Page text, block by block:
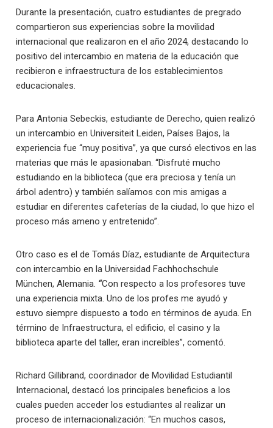
Durante la presentación, cuatro estudiantes de pregrado
compartieron sus experiencias sobre la movilidad
internacional que realizaron en el año 2024, destacando lo
positivo del intercambio en materia de la educación que
recibieron e infraestructura de los establecimientos
educacionales.
Para Antonia Sebeckis, estudiante de Derecho, quien realizó
un intercambio en Universiteit Leiden, Países Bajos, la
experiencia fue “muy positiva”, ya que cursó electivos en las
materias que más le apasionaban. “Disfruté mucho
estudiando en la biblioteca (que era preciosa y tenía un
árbol adentro) y también salíamos con mis amigas a
estudiar en diferentes cafeterías de la ciudad, lo que hizo el
proceso más ameno y entretenido”.
Otro caso es el de Tomás Díaz, estudiante de Arquitectura
con intercambio en la Universidad Fachhochschule
München, Alemania. “Con respecto a los profesores tuve
una experiencia mixta. Uno de los profes me ayudó y
estuvo siempre dispuesto a todo en términos de ayuda. En
término de Infraestructura, el edificio, el casino y la
biblioteca aparte del taller, eran increíbles”, comentó.
Richard Gillibrand, coordinador de Movilidad Estudiantil
Internacional, destacó los principales beneficios a los
cuales pueden acceder los estudiantes al realizar un
proceso de internacionalización: “En muchos casos,